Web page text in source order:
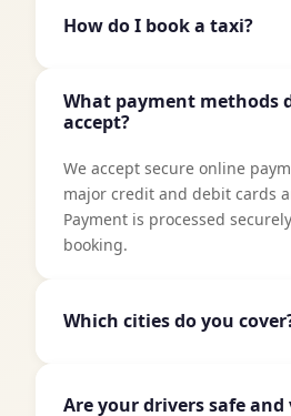
How do I book a taxi?
booking form above, enter
and destination, select date
choose your preferred
instant price quote before
booking.
What payment methods
accept?
We accept secure online
major credit and debit cards
Payment is processed
booking.
Which cities do you
including Stockholm,
Are your drivers safe and